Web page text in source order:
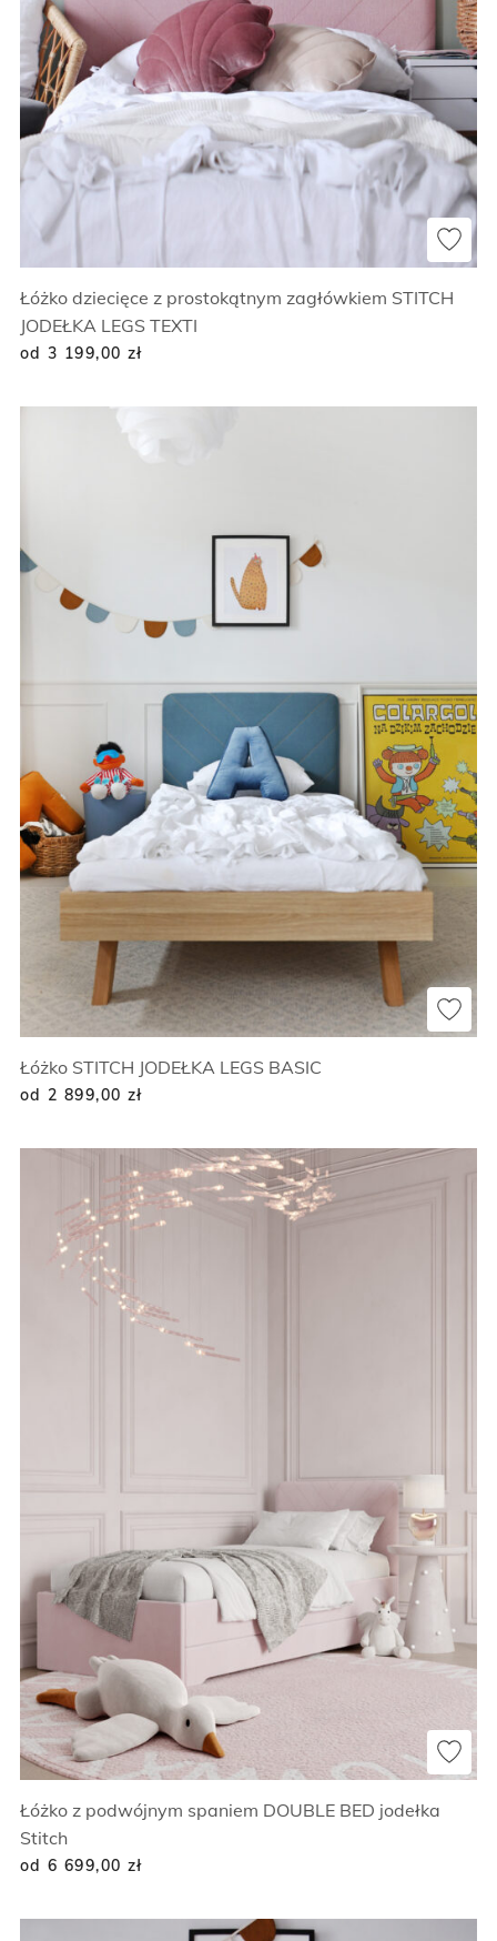
Łóżko dziecięce z prostokątnym zagłówkiem STITCH
JODEŁKA LEGS TEXTI
od 3 199,00 zł
Łóżko STITCH JODEŁKA LEGS BASIC
od 2 899,00 zł
Łóżko z podwójnym spaniem DOUBLE BED jodełka
Stitch
od 6 699,00 zł